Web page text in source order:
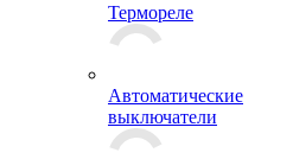
Термореле
Автоматические
выключатели